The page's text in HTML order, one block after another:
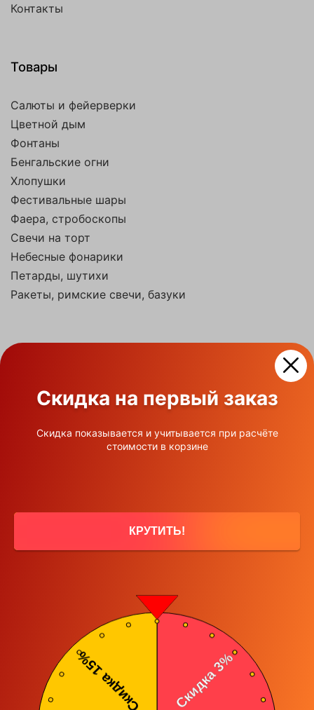
Контакты
Товары
Салюты и фейерверки
Цветной дым
Фонтаны
Бенгальские огни
Хлопушки
Фестивальные шары
Фаера, стробоскопы
Свечи на торт
Небесные фонарики
Петарды, шутихи
Ракеты, римские свечи, базуки
На день рождение
На свадьбу
Гендер пати
ответственностью «Белсалют Групп» (ООО "Белсалют Групп")
Способы оплаты: наличный и безналичный расчет, карты рассрочки
Режим работы интернет-магазина (прием заявок менеджером): с
10:00 до 22:00 без выходных
Лицо, уполномоченное продавцом рассматривать обращения
покупателей о нарушении их прав, предусмотренных
законодательством о защите прав потребителей и контактный
телефон: Степашкин С.С. +375298709787
Номер контактного телефона работников местных исполнительных и
распорядительных органов по месту государственной регистрации
Скидка на первый заказ
Скидка показывается и учитывается при расчёте
стоимости в корзине
КРУТИТЬ!